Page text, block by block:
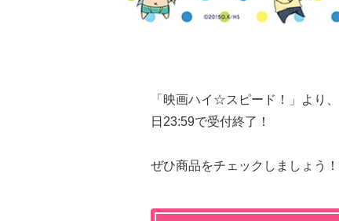
「映画ハイ☆スピード！」より、
日23:59で受付終了！
ぜひ商品をチェックしましょう！